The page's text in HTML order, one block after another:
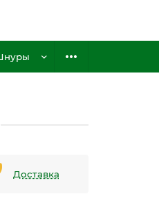
Доставка